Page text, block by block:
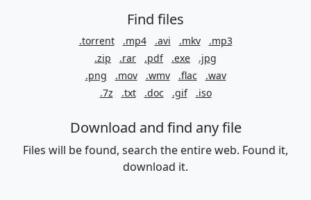
Find files
.torrent .mp4 .avi .mkv
.mp3
.zip
.rar .pdf .exe
.jpg
.png
.mov .wmv .flac
.wav
.7z
.txt .doc .gif .iso
Download and find any file
Files will be found, search the entire web. Found it,
download it.